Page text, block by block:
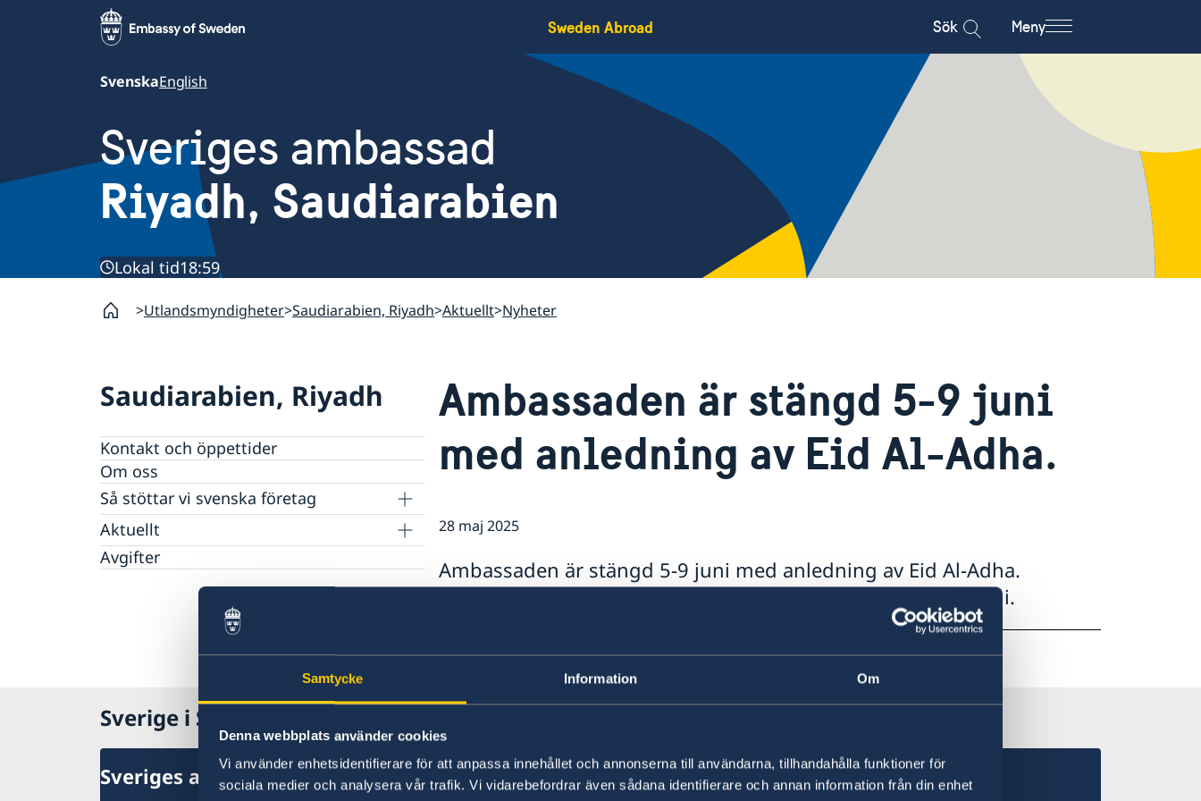
Samtycke Information Om
Denna webbplats använder cookies
Vi använder enhetsidentifierare för att anpassa innehållet och annonserna till användarna, tillhandahålla funktioner för
sociala medier och analysera vår trafik. Vi vidarebefordrar även sådana identifierare och annan information från din enhet
Sweden Abroad Sök Meny
SvenskaEnglish
Sveriges ambassad
Riyadh, Saudiarabien
Lokal tid18:59
Utlandsmyndigheter Saudiarabien, Riyadh Aktuellt Nyheter
Saudiarabien, Riyadh
Kontakt och öppettider
Om oss
Så stöttar vi svenska företag
Team Sweden
Så kan du få stöd
Svenska företag i Saudiarabien, Oman och
Anmäl handelshinder
Aktuellt
Nyheter
Avgifter
Ambassaden är stängd 5-9 juni
med anledning av Eid Al-Adha.
28 maj 2025
Ambassaden är stängd 5-9 juni med anledning av Eid Al-Adha.
Ambassaden är öppen som vanligt igen från tisdagen 10 juni.
Sverige i Saudiarabien
Sveriges ambassad Svenska konsulat